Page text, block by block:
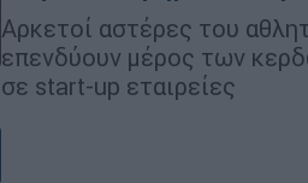
Αρκετοί αστέρες του
επενδύουν μέρος των
σε start-up εταιρείες